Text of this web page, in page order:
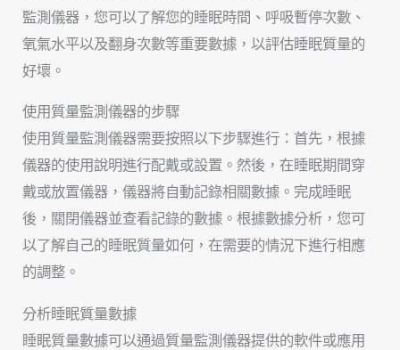
監測儀器，您可以了解您的睡眠時間、呼吸暫停次數、
氧氣水平以及翻身次數等重要數據，以評估睡眠質量的
好壞。
使用質量監測儀器的步驟
使用質量監測儀器需要按照以下步驟進行：首先，根據
儀器的使用說明進行配戴或設置。然後，在睡眠期間穿
戴或放置儀器，儀器將自動記錄相關數據。完成睡眠
後，關閉儀器並查看記錄的數據。根據數據分析，您可
以了解自己的睡眠質量如何，在需要的情況下進行相應
的調整。
分析睡眠質量數據
睡眠質量數據可以通過質量監測儀器提供的軟件或應用